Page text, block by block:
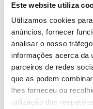
Este website utiliza
Utilizamos cookies
anúncios, fornecer
analisar o nosso
informações acerca da
parceiros de redes
que as podem
lhes forneceu ou
utilização dos
estratégico para os
carbónica.
Saiba mais
13.07.2026
Genoma do priolo e